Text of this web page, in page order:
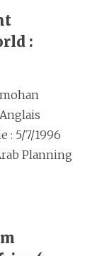
:
: 5/7/1996
Planning